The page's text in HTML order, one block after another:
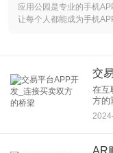
应用公园是专业的手机
让每个人都能成为手机
交
在互
方的
验。
交易
AR